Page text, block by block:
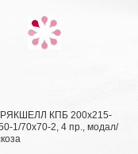
КПБ 200х215-
1/70х70-2, 4 пр., модал/